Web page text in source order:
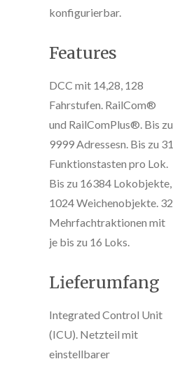
konfigurierbar.
Features
DCC mit 14,28, 128
Fahrstufen. RailCom®
und RailComPlus®. Bis zu
9999 Adressesn. Bis zu 31
Funktionstasten pro Lok.
Bis zu 16384 Lokobjekte,
1024 Weichenobjekte. 32
Mehrfachtraktionen mit
je bis zu 16 Loks.
Lieferumfang
Integrated Control Unit
(ICU). Netzteil mit
einstellbarer